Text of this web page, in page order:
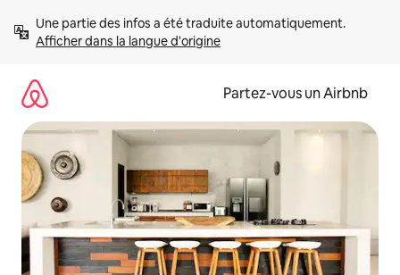
directement
Afficher dans la langue d'origine
Partez-vous un Airbnb